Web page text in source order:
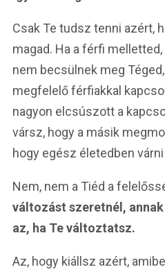
Csak Te tudsz tenni azért,
magad. Ha a férfi
nem becsülnek meg
megfelelő férfiakkal
nagyon elcsúszott a
vársz, hogy a másik
hogy egész életedben
Nem, nem a Tiéd a
változást szeretnél,
az, ha Te változtatsz.
Az, hogy kiállsz azért,